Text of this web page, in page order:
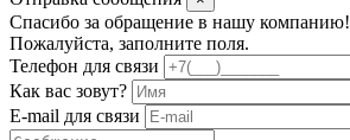
Спасибо за обращение в нашу компанию!
Пожалуйста, заполните поля.
Телефон для связи
Как вас зовут?
E-mail для связи